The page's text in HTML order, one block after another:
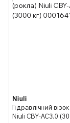
Niuli
Гідравлічний
Niuli CBY-АС3.0